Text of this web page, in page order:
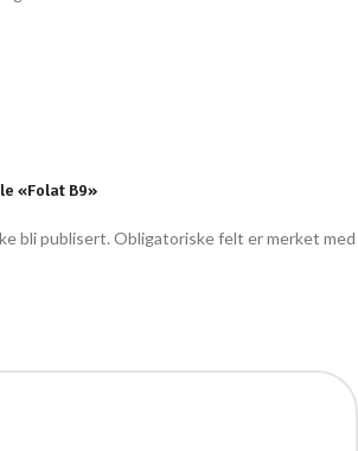
«Folat B9»
bli publisert. Obligatoriske felt er merket med